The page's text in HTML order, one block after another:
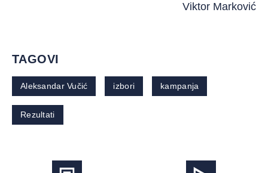
Viktor Marković
TAGOVI
Aleksandar Vučić izbori kampanja
Rezultati